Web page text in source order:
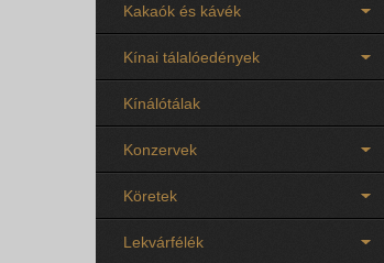
Kakaók és kávék
Kínai tálalóedények
Kínálótálak
Konzervek
Köretek
Lekvárfélék